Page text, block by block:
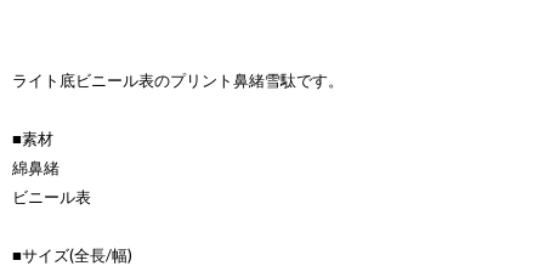
ライト底ビニール表のプリント鼻緒雪駄です。
■素材
綿鼻緒
ビニール表
■サイズ(全長/幅)